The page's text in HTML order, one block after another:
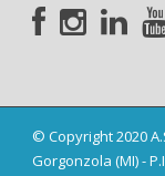
© Copyright 2020
Gorgonzola (MI) -